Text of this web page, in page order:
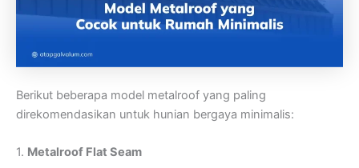
Berikut beberapa model metalroof yang paling
direkomendasikan untuk hunian bergaya minimalis:
1. Metalroof Flat Seam